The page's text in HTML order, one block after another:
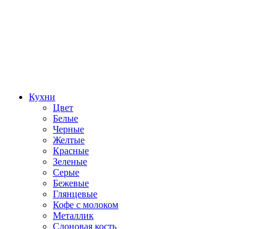
Кухни
Цвет
Белые
Черные
Желтые
Красные
Зеленые
Серые
Бежевые
Глянцевые
Кофе с молоком
Металлик
Слоновая кость